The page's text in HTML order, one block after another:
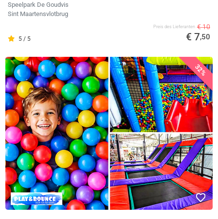
Speelpark De Goudvis
Sint Maartensvlotbrug
5 / 5
Preis des Lieferanten € 10
€ 7,50
32%